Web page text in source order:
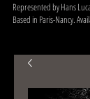
Represented by Hans
Based in Paris-Nancy.